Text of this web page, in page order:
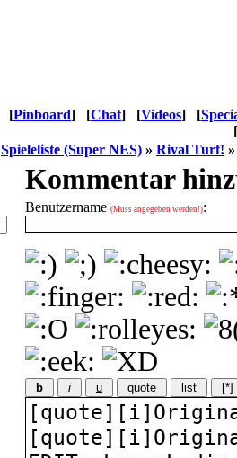
[Pinboard] [Chat] [Videos] [
[
Spieleliste (Super NES) » Rival Turf!
Kommentar
Benutzername (Muss angegeben werden!):
b i u quote list [*]